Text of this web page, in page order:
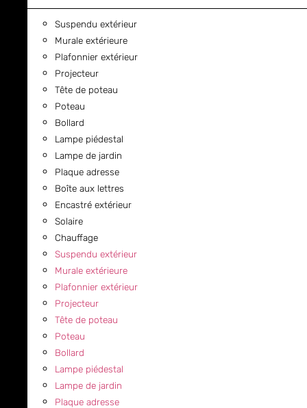
Suspendu extérieur
Murale extérieure
Plafonnier extérieur
Projecteur
Tête de poteau
Poteau
Bollard
Lampe piédestal
Lampe de jardin
Plaque adresse
Boîte aux lettres
Encastré extérieur
Solaire
Chauffage
Suspendu extérieur
Murale extérieure
Plafonnier extérieur
Projecteur
Tête de poteau
Poteau
Bollard
Lampe piédestal
Lampe de jardin
Plaque adresse